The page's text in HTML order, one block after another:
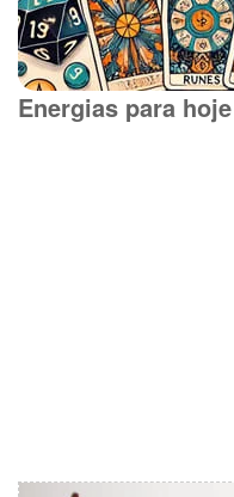
Energias para hoje